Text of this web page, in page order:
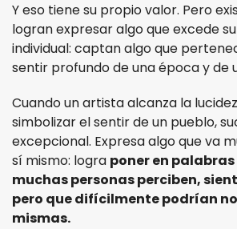
Y eso tiene su propio valor. Pero
logran expresar algo que excede
individual: captan algo que
sentir profundo de una época y de
Cuando un artista alcanza la
simbolizar el sentir de un pueblo,
excepcional. Expresa algo que va
sí mismo: logra poner en
muchas personas perciben,
pero que difícilmente podrían
mismas.